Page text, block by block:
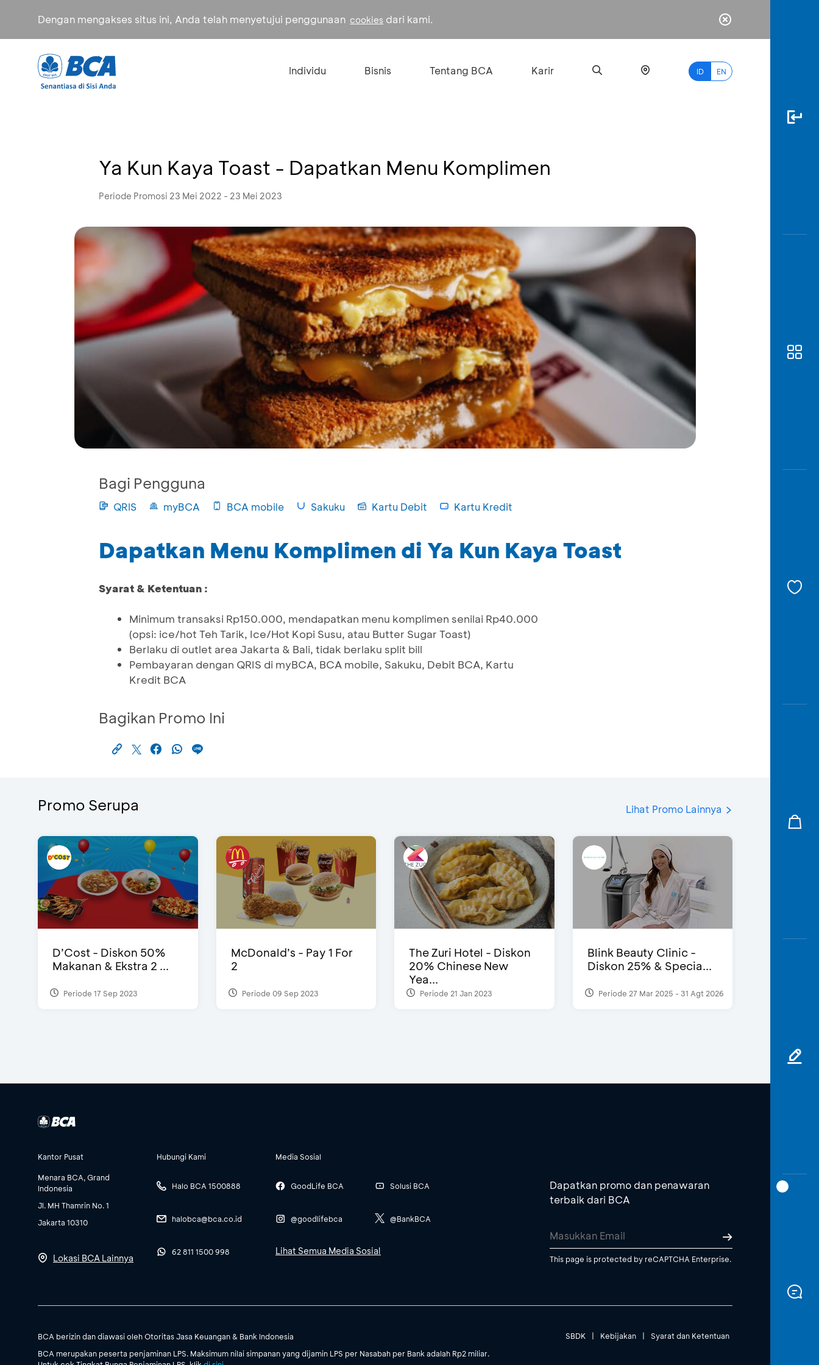
Dengan mengakses situs ini, Anda telah menyetujui penggunaan cookies dari kami.
Individu Bisnis Tentang BCA Karir ID EN
Ya Kun Kaya Toast - Dapatkan Menu Komplimen
Periode Promosi 23 Mei 2022 - 23 Mei 2023
Bagi Pengguna
QRIS myBCA BCA mobile Sakuku Kartu Debit Kartu Kredit
Dapatkan Menu Komplimen di Ya Kun Kaya Toast
Syarat & Ketentuan :
Minimum transaksi Rp150.000, mendapatkan menu komplimen senilai Rp40.000
(opsi: ice/hot Teh Tarik, Ice/Hot Kopi Susu, atau Butter Sugar Toast)
Berlaku di outlet area Jakarta & Bali, tidak berlaku split bill
Pembayaran dengan QRIS di myBCA, BCA mobile, Sakuku, Debit BCA, Kartu
Kredit BCA
Bagikan Promo Ini
Promo Serupa Lihat Promo Lainnya
D’Cost - Diskon 50%
Makanan & Ekstra 2 ...
Periode 17 Sep 2023
McDonald’s - Pay 1 For
2
Periode 09 Sep 2023
The Zuri Hotel - Diskon
20% Chinese New
Yea...
Periode 21 Jan 2023
Blink Beauty Clinic -
Diskon 25% & Specia...
Periode 27 Mar 2025 - 31 Agt 2026
Kantor Pusat
Menara BCA, Grand
Indonesia
Jl. MH Thamrin No. 1
Jakarta 10310
Lokasi BCA Lainnya
Hubungi Kami
Halo BCA 1500888
halobca@bca.co.id
62 811 1500 998
Media Sosial
GoodLife BCA
@goodlifebca
Solusi BCA
@BankBCA
Lihat Semua Media Sosial
Dapatkan promo dan penawaran
terbaik dari BCA
This page is protected by reCAPTCHA Enterprise.
SBDK | Kebijakan | Syarat dan Ketentuan
BCA berizin dan diawasi oleh Otoritas Jasa Keuangan & Bank Indonesia
BCA merupakan peserta penjaminan LPS. Maksimum nilai simpanan yang dijamin LPS per Nasabah per Bank adalah Rp2 miliar.